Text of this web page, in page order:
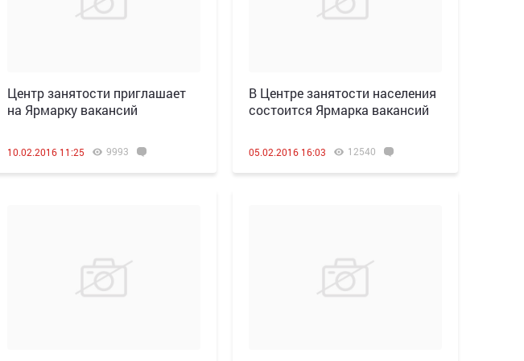
Центр занятости приглашает
на Ярмарку вакансий
10.02.2016 11:25 9993
В Центре занятости населения
состоится Ярмарка вакансий
05.02.2016 16:03 12540